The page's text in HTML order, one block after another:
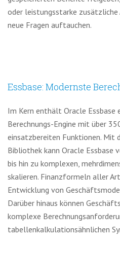
oder leistungsstarke
neue Fragen auftauchen.
Essbase: Modernste
Im Kern enthält Oracle Essbase
Berechnungs-Engine mit über
einsatzbereiten Funktionen. Mit
Bibliothek kann Oracle Essbase
bis hin zu komplexen,
skalieren. Finanzformeln aller
Entwicklung von
Darüber hinaus können
komplexe
tabellenkalkulationsähnlichen